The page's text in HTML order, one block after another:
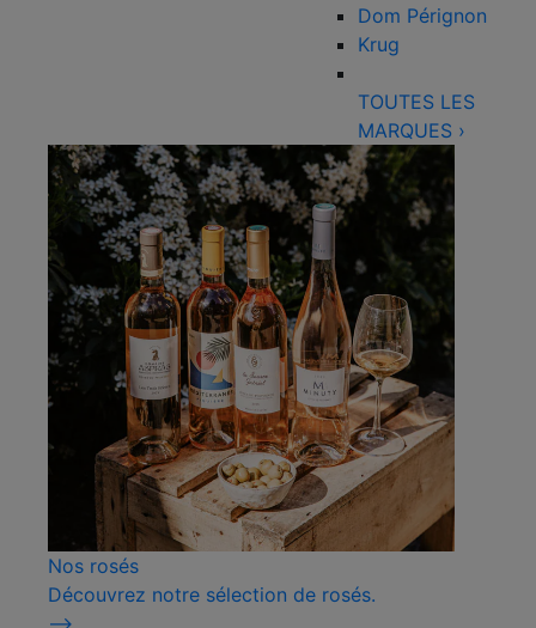
Dom Pérignon
Krug
TOUTES LES
MARQUES ›
Nos rosés
Découvrez notre sélection de rosés.
⟶